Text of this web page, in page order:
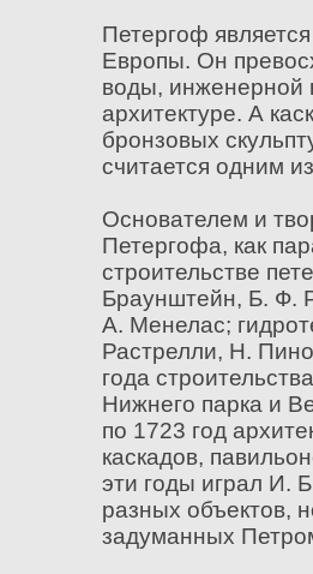
Петергоф
Европы. Он
воды, инженерной
архитектуре. А
бронзовых
считается одним
Основателем и
Петергофа, как
строительстве
Браунштейн, Б. Ф.
А. Менелас;
Растрелли, Н.
года
Нижнего парка и
по 1723 год
каскадов,
эти годы играл И.
разных объектов,
задуманных